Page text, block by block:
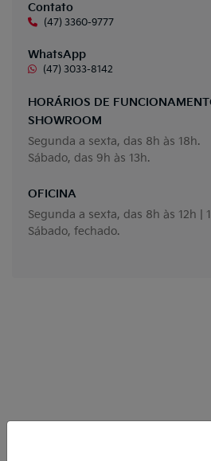
Contato
(47) 3360-9777
WhatsApp
(47) 3033-8142
HORÁRIOS DE
SHOWROOM
Segunda a sexta, das 8h às 18h.
Sábado, das 9h às 13h.
OFICINA
Segunda a sexta, das 8h às 12h |
Sábado, fechado.